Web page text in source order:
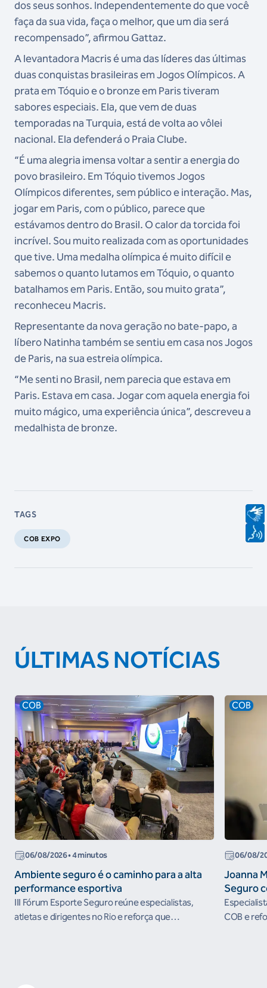
dos seus sonhos. Independentemente do que você
faça da sua vida, faça o melhor, que um dia será
recompensado”, afirmou Gattaz.
A levantadora Macris é uma das líderes das últimas
duas conquistas brasileiras em Jogos Olímpicos. A
prata em Tóquio e o bronze em Paris tiveram
sabores especiais. Ela, que vem de duas
temporadas na Turquia, está de volta ao vôlei
nacional. Ela defenderá o Praia Clube.
“É uma alegria imensa voltar a sentir a energia do
povo brasileiro. Em Tóquio tivemos Jogos
Olímpicos diferentes, sem público e interação. Mas,
jogar em Paris, com o público, parece que
estávamos dentro do Brasil. O calor da torcida foi
incrível. Sou muito realizada com as oportunidades
que tive. Uma medalha olímpica é muito difícil e
sabemos o quanto lutamos em Tóquio, o quanto
batalhamos em Paris. Então, sou muito grata”,
reconheceu Macris.
Representante da nova geração no bate-papo, a
líbero Natinha também se sentiu em casa nos Jogos
de Paris, na sua estreia olímpica.
“Me senti no Brasil, nem parecia que estava em
Paris. Estava em casa. Jogar com aquela energia foi
muito mágico, uma experiência única”, descreveu a
medalhista de bronze.
TAGS
COB EXPO
ÚLTIMAS NOTÍCIAS
COB
06/08/2026• 4 minutos
Ambiente seguro é o caminho para a alta
performance esportiva
III Fórum Esporte Seguro reúne especialistas,
atletas e dirigentes no Rio e reforça que
COB
06/08/
Joanna
Seguro
COB e